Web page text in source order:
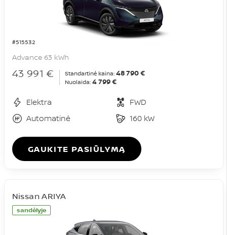
#515532
Advance 63 kWh
43 991 € Standartinė kaina: 48 790 €
Nuolaida: 4 799 €
Elektra
FWD
Automatinė
160 kW
GAUKITE PASIŪLYMĄ
sandėlyje
Nissan ARIYA